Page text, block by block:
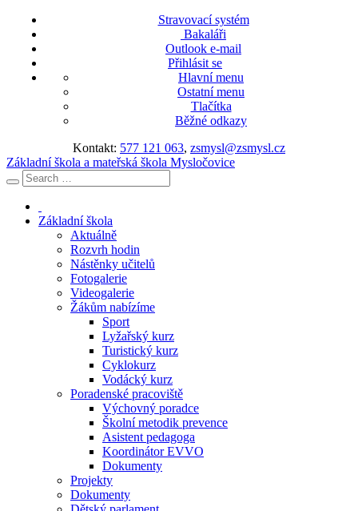
Stravovací systém
Bakaláři
Outlook e-mail
Přihlásit se
Hlavní menu
Ostatní menu
Tlačítka
Běžné odkazy
Kontakt: 577 121 063, zsmysl@zsmysl.cz
Základní škola a mateřská škola Mysločovice
Základní škola
Aktuálně
Rozvrh hodin
Nástěnky učitelů
Fotogalerie
Videogalerie
Žákům nabízíme
Sport
Lyžařský kurz
Turistický kurz
Cyklokurz
Vodácký kurz
Poradenské pracoviště
Výchovný poradce
Školní metodik prevence
Asistent pedagoga
Koordinátor EVVO
Dokumenty
Projekty
Dokumenty